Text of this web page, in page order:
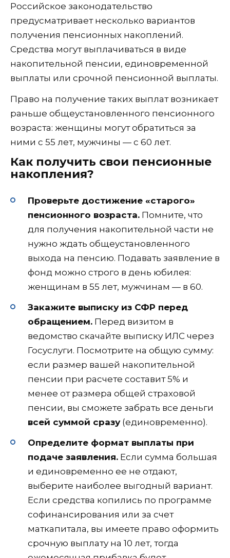
Российское законодательство
предусматривает несколько вариантов
получения пенсионных накоплений.
Средства могут выплачиваться в виде
накопительной пенсии, единовременной
выплаты или срочной пенсионной выплаты.
Право на получение таких выплат возникает
раньше общеустановленного пенсионного
возраста: женщины могут обратиться за
ними с 55 лет, мужчины — с 60 лет.
Как получить свои пенсионные
накопления?
Проверьте достижение «старого»
пенсионного возраста. Помните, что
для получения накопительной части не
нужно ждать общеустановленного
выхода на пенсию. Подавать заявление в
фонд можно строго в день юбилея:
женщинам в 55 лет, мужчинам — в 60.
Закажите выписку из СФР перед
обращением. Перед визитом в
ведомство скачайте выписку ИЛС через
Госуслуги. Посмотрите на общую сумму:
если размер вашей накопительной
пенсии при расчете составит 5% и
менее от размера общей страховой
пенсии, вы сможете забрать все деньги
всей суммой сразу(единовременно).
Определите формат выплаты при
подаче заявления. Если сумма большая
и единовременно ее не отдают,
выберите наиболее выгодный вариант.
Если средства копились по программе
софинансирования или за счет
маткапитала, вы имеете право оформить
срочную выплату на 10 лет, тогда